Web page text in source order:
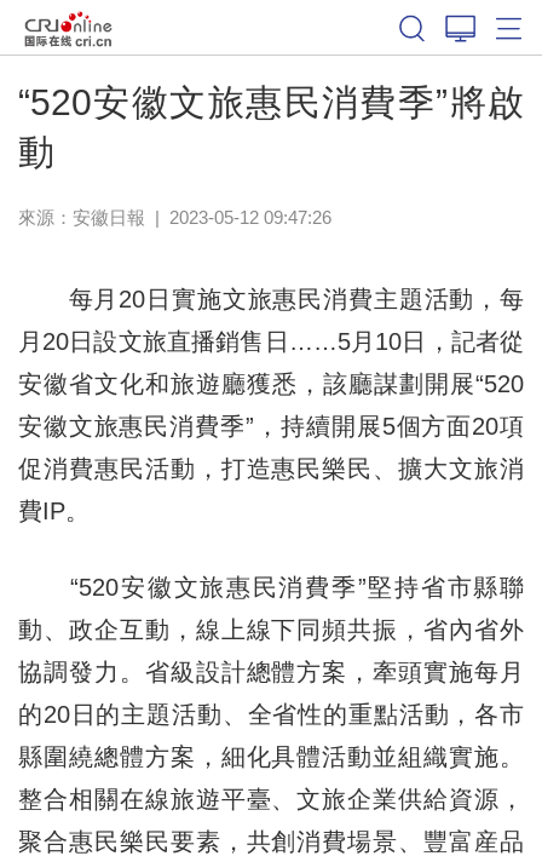
“520安徽文旅惠民消費季”將啟
動
來源： 安徽日報 | 2023-05-12 09:47:26
每月20日實施文旅惠民消費主題活動，每
月20日設文旅直播銷售日……5月10日，記者從
安徽省文化和旅遊廳獲悉，該廳謀劃開展“520
安徽文旅惠民消費季”，持續開展5個方面20項
促消費惠民活動，打造惠民樂民、擴大文旅消
費IP。
“520安徽文旅惠民消費季”堅持省市縣聯
動、政企互動，線上線下同頻共振，省內省外
協調發力。省級設計總體方案，牽頭實施每月
的20日的主題活動、全省性的重點活動，各市
縣圍繞總體方案，細化具體活動並組織實施。
整合相關在線旅遊平臺、文旅企業供給資源，
聚合惠民樂民要素，共創消費場景、豐富産品